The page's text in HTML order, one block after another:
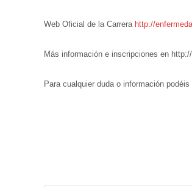
Web Oficial de la Carrera http://
Más información e inscripciones en
Para cualquier duda o información